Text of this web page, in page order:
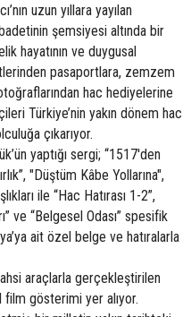
uzun yıllara yayılan
şemsiyesi altında bir
hayatının ve duygusal
pasaportlara, zemzem
hac hediyelerine
Türkiye’nin yakın dönem hac
çıkarıyor.
yaptığı sergi; “1517'den
"Düştüm Kâbe Yollarına",
ile “Hac Hatırası 1-2”,
ve “Belgesel Odası” spesifik
ait özel belge ve hatıralarla
araçlarla gerçekleştirilen
film gösterimi yer alıyor.